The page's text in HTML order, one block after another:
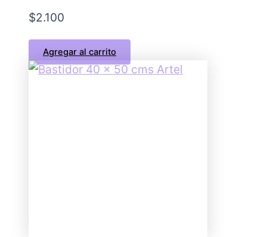
$2.100
Agregar al carrito